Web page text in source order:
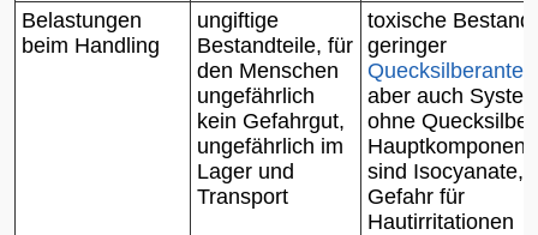
Belastungen
beim Handling
ungiftige
Bestandteile, für
den Menschen
ungefährlich
kein Gefahrgut,
ungefährlich im
Lager und
Transport
toxische
geringer
Quecksilberanteil
aber auch
ohne Quecksilber
sind Isocyanate,
Gefahr für
Hautirritationen